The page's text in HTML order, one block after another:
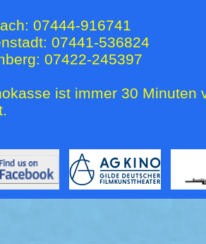
07444-916741
07441-536824
07422-245397
ist immer 30 Minuten